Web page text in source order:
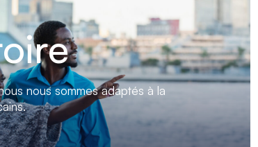
nous sommes adaptés à la